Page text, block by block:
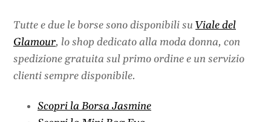
Tutte e due le borse sono disponibili suViale del
Glamour, lo shop dedicato alla moda donna, con
spedizione gratuita sul primo ordine e un servizio
clienti sempre disponibile.
Scopri la Borsa Jasmine